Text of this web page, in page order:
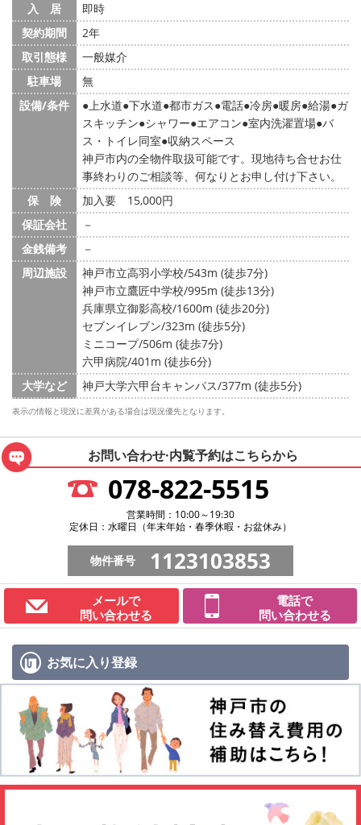
入 居
即時
契約期間
2年
取引態様
一般媒介
駐車場
無
設備/条件
上水道 下水道 都市ガス 電話 冷房 暖房 給湯 ガ
スキッチン シャワー エアコン 室内洗濯置場 バ
ス・トイレ同室 収納スペース
神戸市内の全物件取扱可能です。現地待ち合せお仕
事終わりのご相談等、何なりとお申し付け下さい。
保 険
加入要 15,000円
保証会社
－
金銭備考
－
周辺施設
神戸市立高羽小学校/543m (徒歩7分)
神戸市立鷹匠中学校/995m (徒歩13分)
兵庫県立御影高校/1600m (徒歩20分)
セブンイレブン/323m (徒歩5分)
ミニコープ/506m (徒歩7分)
六甲病院/401m (徒歩6分)
大学など
神戸大学六甲台キャンパス/377m (徒歩5分)
表示の情報と現況に差異がある場合は現況優先となります。
お問い合わせ·内覧予約はこちらから
078-822-5515
営業時間：10:00～19:30
定休日：水曜日（年末年始・春季休暇・お盆休み）
物件番号 1123103853
メールで
問い合わせる
電話で
問い合わせる
お気に入り登録